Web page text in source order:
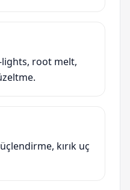
root melt,
kırık uç